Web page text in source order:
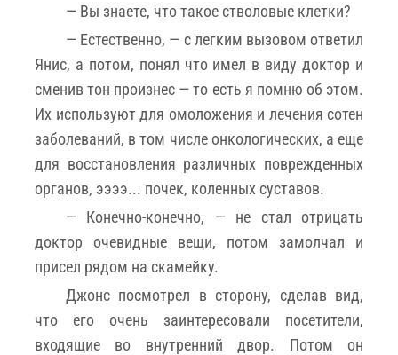
— Вы знаете, что такое стволовые клетки?
— Естественно, — с легким вызовом ответил
Янис, а потом, понял что имел в виду доктор и
сменив тон произнес — то есть я помню об этом.
Их используют для омоложения и лечения сотен
заболеваний, в том числе онкологических, а еще
для восстановления различных поврежденных
органов, ээээ... почек, коленных суставов.
— Конечно-конечно, — не стал отрицать
доктор очевидные вещи, потом замолчал и
присел рядом на скамейку.
Джонс посмотрел в сторону, сделав вид,
что его очень заинтересовали посетители,
входящие во внутренний двор. Потом он